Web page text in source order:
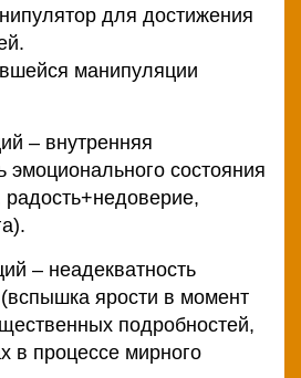
для достижения
манипуляции
– внутренняя
эмоционального состояния
радость+недоверие,
– неадекватность
ярости в момент
подробностей,
в процессе мирного